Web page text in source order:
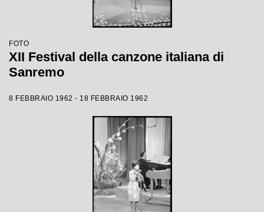
FOTO
XII Festival della canzone italiana di
Sanremo
8 FEBBRAIO 1962 - 18 FEBBRAIO 1962